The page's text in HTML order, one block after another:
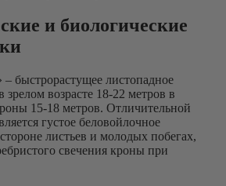
и биологические
быстрорастущее листопадное
зрелом возрасте 18-22 метров в
15-18 метров. Отличительной
густое беловойлочное
листьев и молодых побегах,
свечения кроны при